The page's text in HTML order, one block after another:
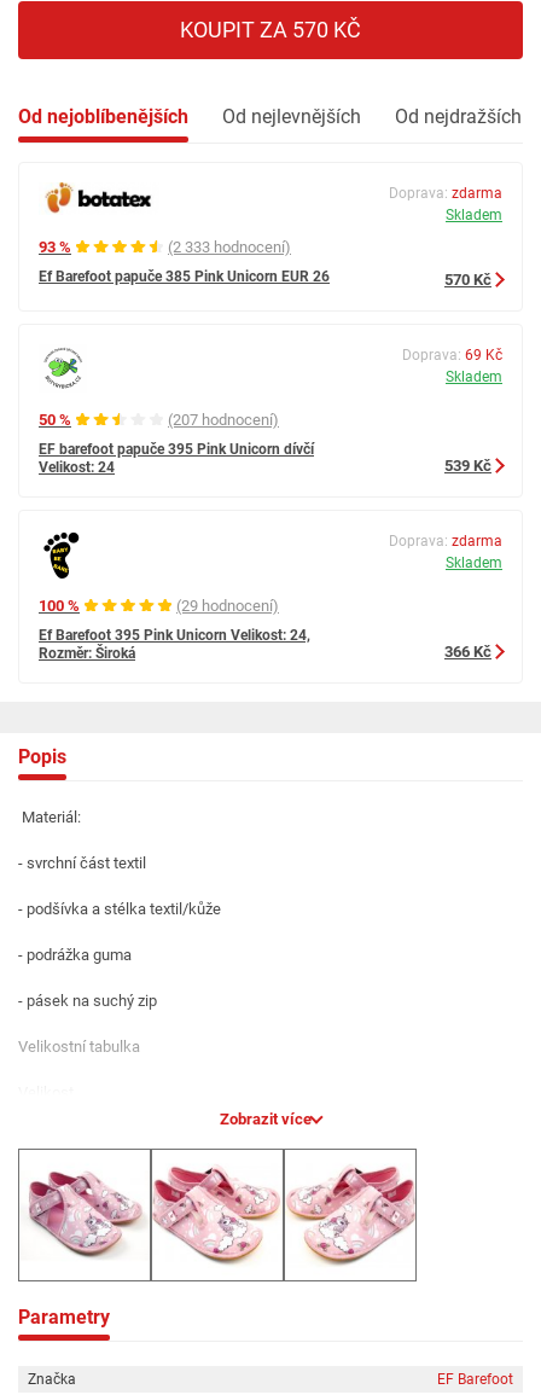
KOUPIT ZA 570 KČ
Od nejoblíbenějších Od nejlevnějších Od nejdražších
93 % (2 333 hodnocení)
Ef Barefoot papuče 385 Pink Unicorn EUR 26
Doprava: zdarma
Skladem
570 Kč
50 % (207 hodnocení)
EF barefoot papuče 395 Pink Unicorn dívčí
Velikost: 24
Doprava: 69 Kč
Skladem
539 Kč
100 % (29 hodnocení)
Ef Barefoot 395 Pink Unicorn Velikost: 24,
Rozměr: Široká
Doprava: zdarma
Skladem
366 Kč
Popis
Materiál:
- svrchní část textil
- podšívka a stélka textil/kůže
- podrážka guma
- pásek na suchý zip
Velikostní tabulka
27
28
29
150
155
Zobrazit více
Parametry
Značka
EF Barefoot